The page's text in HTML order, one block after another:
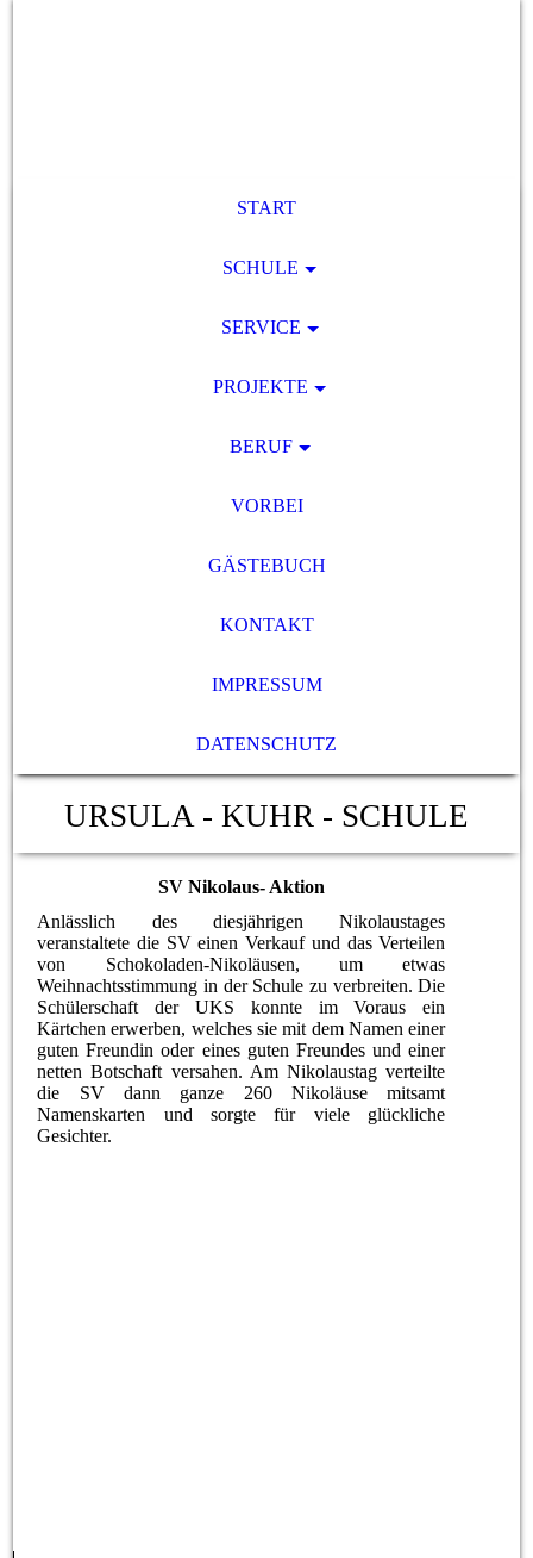
START
SCHULE
SERVICE
PROJEKTE
BERUF
VORBEI
GÄSTEBUCH
KONTAKT
IMPRESSUM
DATENSCHUTZ
URSULA - KUHR - SCHULE
SV Nikolaus- Aktion
Anlässlich des diesjährigen Nikolaustages
veranstaltete die SV einen Verkauf und das Verteilen
von Schokoladen-Nikoläusen, um etwas
Weihnachtsstimmung in der Schule zu verbreiten. Die
Schülerschaft der UKS konnte im Voraus ein
Kärtchen erwerben, welches sie mit dem Namen einer
guten Freundin oder eines guten Freundes und einer
netten Botschaft versahen. Am Nikolaustag verteilte
die SV dann ganze 260 Nikoläuse mitsamt
Namenskarten und sorgte für viele glückliche
Gesichter.